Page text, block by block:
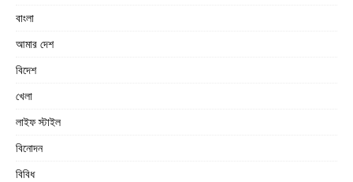
বাংলা
আমার দেশ
বিদেশ
খেলা
লাইফ স্টাইল
বিনোদন
বিবিধ